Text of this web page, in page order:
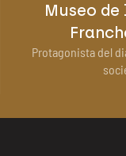
Museo
Protagonista del